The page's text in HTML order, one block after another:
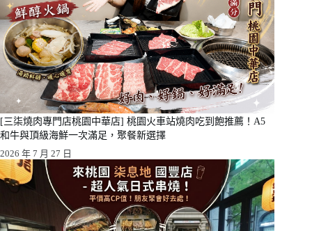
[三柒燒肉專門店桃園中華店] 桃園火車站燒肉吃到飽推薦！A5
和牛與頂級海鮮一次滿足，聚餐新選擇
2026 年 7 月 27 日